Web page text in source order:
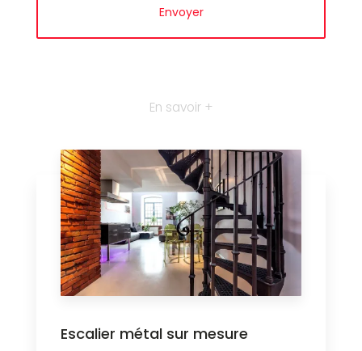
En savoir +
Escalier métal sur mesure